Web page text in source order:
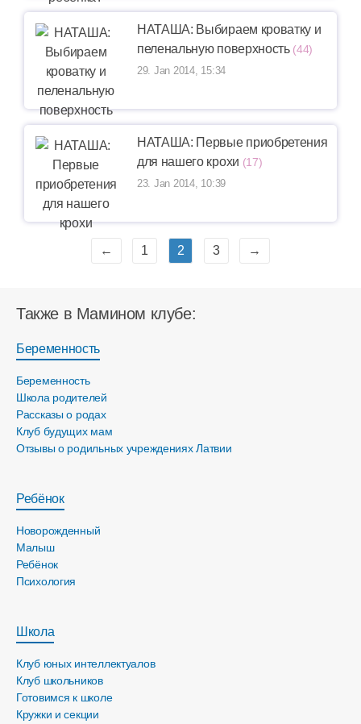
НАТАША: Выбираем кроватку и
пеленальную поверхность (44)
29. Jan 2014, 15:34
НАТАША: Первые приобретения
для нашего крохи (17)
23. Jan 2014, 10:39
← 1 2 3 →
Также в Мамином клубе:
Беременность
Беременность
Школа родителей
Рассказы о родах
Клуб будущих мам
Отзывы о родильных учреждениях Латвии
Ребёнок
Новорожденный
Малыш
Ребёнок
Психология
Школа
Клуб юных интеллектуалов
Клуб школьников
Готовимся к школе
Кружки и секции